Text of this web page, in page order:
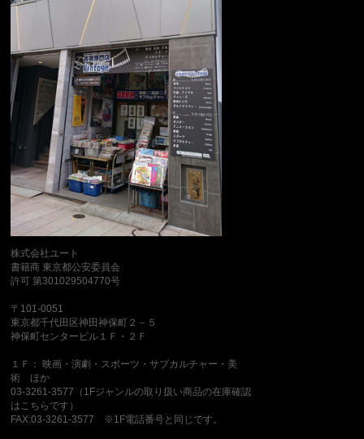
株式会社ユート
書籍商 東京都公安委員会
許可 第301029504770号
〒101-0051
東京都千代田区神田神保町２－５
神保町センタービル１Ｆ・２Ｆ
１Ｆ： 映画・演劇・スポーツ・サブカルチャー・美
術 ほか
03-3261-3577（1Fジャンルの取り扱い商品の在庫確認
はこちらです）
FAX:03-3261-3577 ※1F電話番号と同じです。